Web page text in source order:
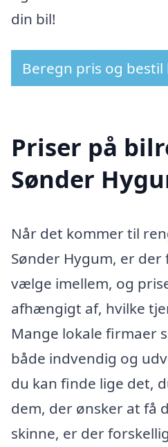
din bil!
Beregn pris og
Priser på
Sønder
Når det kommer til
Sønder Hygum, er
vælge imellem, og
afhængigt af, hvilke
Mange lokale firmaer
både indvendig og
du kan finde lige det,
dem, der ønsker at få
skinne, er der